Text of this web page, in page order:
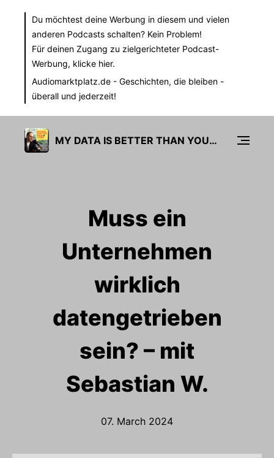
Du möchtest deine Werbung in diesem und vielen
anderen Podcasts schalten? Kein Problem!
Für deinen Zugang zu zielgerichteter Podcast-
Werbung, klicke hier.
Audiomarktplatz.de - Geschichten, die bleiben -
überall und jederzeit!
MY DATA IS BETTER THAN YOURS
Muss ein
Unternehmen
wirklich
datengetrieben
sein? – mit
Sebastian W.
07. March 2024